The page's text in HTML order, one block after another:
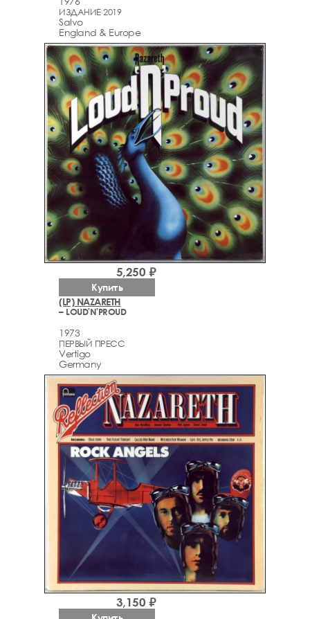
ИЗДАНИЕ 2019
Salvo
England & Europe
(LP) NAZARETH
– LOUD'N'PROUD
1973
ПЕРВЫЙ ПРЕСС
Vertigo
Germany
5,250 ₽
Купить
3,150 ₽